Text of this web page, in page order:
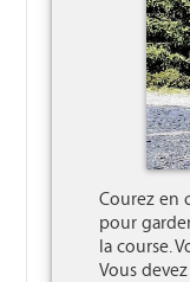
Courez en
pour
la course.
Vous